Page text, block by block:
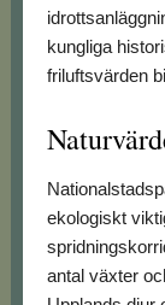
kungliga
friluftsvärden
ekologiskt
antal växter